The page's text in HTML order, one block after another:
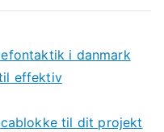
i danmark
effektiv
til dit projekt